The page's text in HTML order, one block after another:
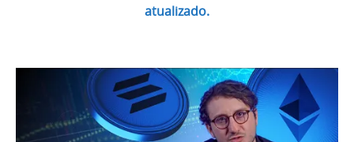
atualizado.